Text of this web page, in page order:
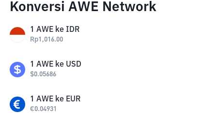
Konversi AWE Network
1 AWE ke IDR
Rp1,016.00
1 AWE ke USD
$0.05686
1 AWE ke EUR
€0.04931